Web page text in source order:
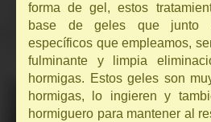
forma de gel, estos
base de geles que junto
específicos que empleamos,
fulminante y limpia
hormigas. Estos geles son
hormigas, lo ingieren y
hormiguero para mantener al